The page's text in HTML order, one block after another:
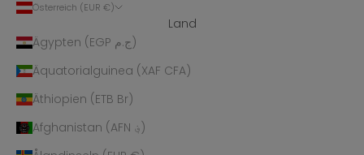
Österreich (EUR €)
Land
Ägypten (EGP ج.م)
Äquatorialguinea (XAF CFA)
Äthiopien (ETB Br)
Afghanistan (AFN ؋)